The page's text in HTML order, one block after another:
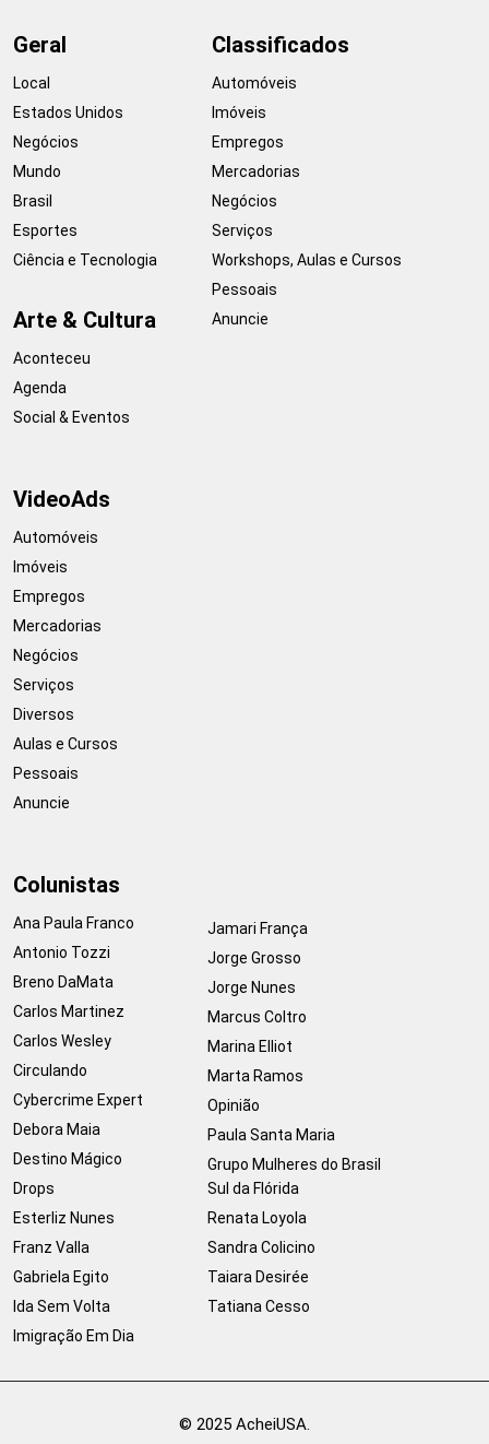
Geral
Local
Estados Unidos
Negócios
Mundo
Brasil
Esportes
Ciência e Tecnologia
Arte & Cultura
Aconteceu
Agenda
Social & Eventos
Classificados
Automóveis
Imóveis
Empregos
Mercadorias
Negócios
Serviços
Workshops, Aulas e Cursos
Pessoais
Anuncie
VideoAds
Automóveis
Imóveis
Empregos
Mercadorias
Negócios
Serviços
Diversos
Aulas e Cursos
Pessoais
Anuncie
Colunistas
Ana Paula Franco
Antonio Tozzi
Breno DaMata
Carlos Martinez
Carlos Wesley
Circulando
Cybercrime Expert
Debora Maia
Destino Mágico
Drops
Esterliz Nunes
Franz Valla
Gabriela Egito
Ida Sem Volta
Imigração Em Dia
Jamari França
Jorge Grosso
Jorge Nunes
Marcus Coltro
Marina Elliot
Marta Ramos
Opinião
Paula Santa Maria
Grupo Mulheres do Brasil
Sul da Flórida
Renata Loyola
Sandra Colicino
Taiara Desirée
Tatiana Cesso
© 2025 AcheiUSA.